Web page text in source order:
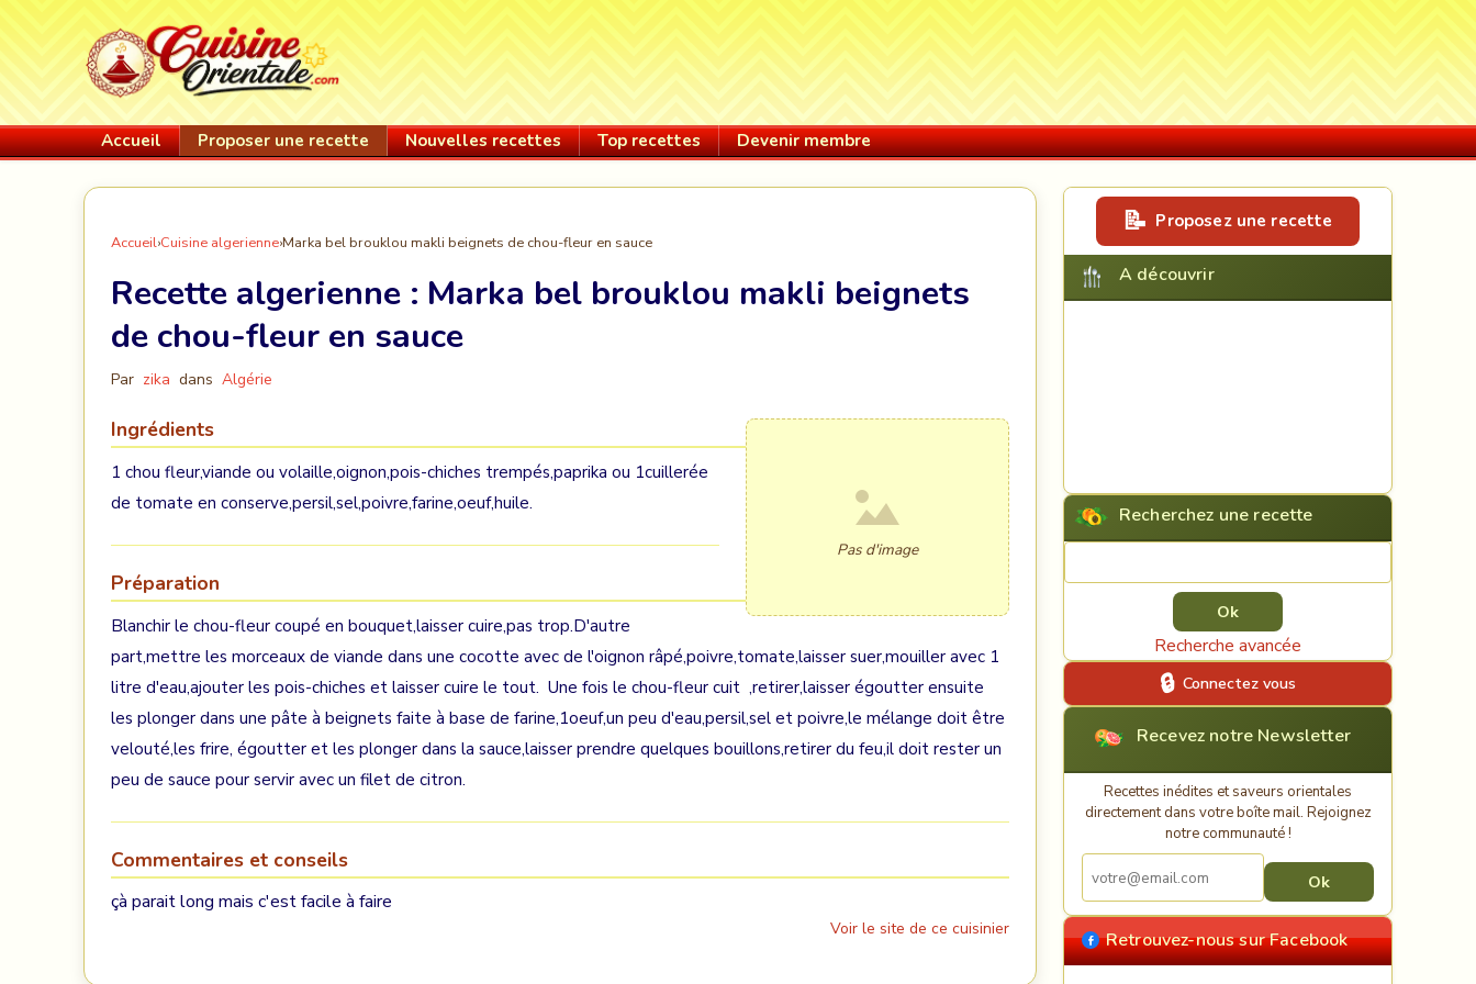
Accueil Proposer une recette Nouvelles recettes Top recettes Devenir membre
Accueil›Cuisine algerienne›Marka bel brouklou makli beignets de chou-fleur en sauce
Recette algerienne : Marka bel brouklou makli beignets
de chou-fleur en sauce
Par zika dans Algérie
Pas d'image
Ingrédients
1 chou fleur,viande ou volaille,oignon,pois-chiches trempés,paprika ou 1cuillerée
de tomate en conserve,persil,sel,poivre,farine,oeuf,huile.
Préparation
Blanchir le chou-fleur coupé en bouquet,laisser cuire,pas trop.D'autre
part,mettre les morceaux de viande dans une cocotte avec de l'oignon râpé,poivre,tomate,laisser suer,mouiller avec 1
litre d'eau,ajouter les pois-chiches et laisser cuire le tout. Une fois le chou-fleur cuit ,retirer,laisser égoutter ensuite
les plonger dans une pâte à beignets faite à base de farine,1oeuf,un peu d'eau,persil,sel et poivre,le mélange doit être
velouté,les frire, égoutter et les plonger dans la sauce,laisser prendre quelques bouillons,retirer du feu,il doit rester un
peu de sauce pour servir avec un filet de citron.
Commentaires et conseils
çà parait long mais c'est facile à faire
Voir le site de ce cuisinier
Proposez une recette
A découvrir
Recherchez une recette
Recherche avancée
Connectez vous
Recevez notre Newsletter
Recettes inédites et saveurs orientales
directement dans votre boîte mail. Rejoignez
notre communauté !
Retrouvez-nous sur Facebook